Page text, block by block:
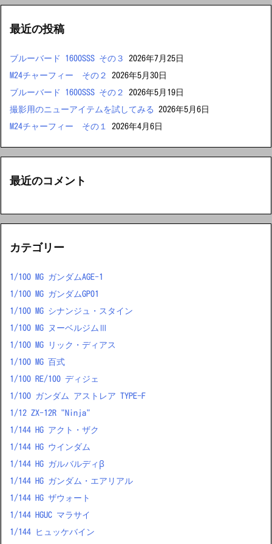
最近の投稿
ブルーバード 1600SSS その３
2026年7月25日
M24チャーフィー その２
2026年5月30日
ブルーバード 1600SSS その２
2026年5月19日
撮影用のニューアイテムを試してみる
2026年5月6日
M24チャーフィー その１
2026年4月6日
最近のコメント
カテゴリー
1/100 MG ガンダムAGE-1
1/100 MG ガンダムGP01
1/100 MG シナンジュ・スタイン
1/100 MG ヌーベルジムⅢ
1/100 MG リック・ディアス
1/100 MG 百式
1/100 RE/100 ディジェ
1/100 ガンダム アストレア TYPE-F
1/12 ZX-12R "Ninja"
1/144 HG アクト・ザク
1/144 HG ウインダム
1/144 HG ガルバルディβ
1/144 HG ガンダム・エアリアル
1/144 HG ザウォート
1/144 HGUC マラサイ
1/144 ヒュッケバイン